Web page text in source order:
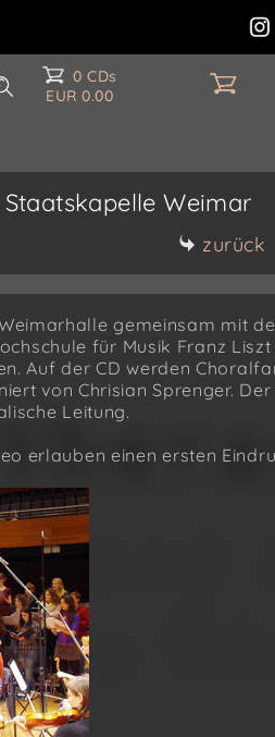
0 CDs
EUR 0.00
Weimar
zurück
gemeinsam mit
für Musik Franz Liszt
Auf der CD werden
von Chrisian Sprenger.
Leitung.
erlauben einen ersten